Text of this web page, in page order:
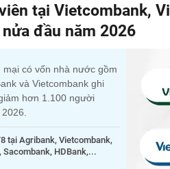
tại Vietcombank,
đầu năm 2026
có vốn nhà nước gồm
và Vietcombank ghi
hơn 1.100 người
tại Agribank, Vietcombank,
Sacombank, HDBank,...